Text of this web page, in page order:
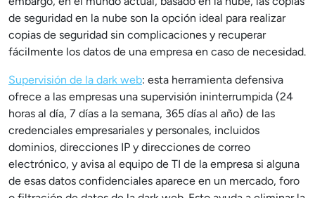
de seguridad en la nube son la opción ideal para realizar
copias de seguridad sin complicaciones y recuperar
fácilmente los datos de una empresa en caso de necesidad.
Supervisión de la dark web: esta herramienta defensiva
ofrece a las empresas una supervisión ininterrumpida (24
horas al día, 7 días a la semana, 365 días al año) de las
credenciales empresariales y personales, incluidos
dominios, direcciones IP y direcciones de correo
electrónico, y avisa al equipo de TI de la empresa si alguna
de esas datos confidenciales aparece en un mercado, foro